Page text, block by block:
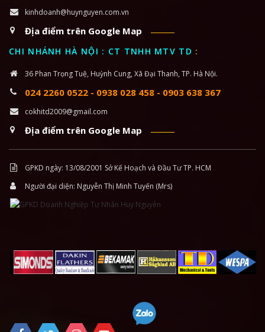
kinhdoanh@huynguyen.com.vn
Địa điểm trên Google Map
CHI NHÁNH HÀ NỘI : CT TNHH MTV TD :
36 Phan Trọng Tuệ, Huỳnh Cung, Xã Đại Thanh, TP. Hà Nội.
024 2260 0522 - 0938 028 458 - 0903 638 367
cokhitd2009@gmail.com
Địa điểm trên Google Map
GPKD ngày: 13/08/2001 Sở Kế Hoạch và Đầu Tư TP. HCM
Người đại diện: Nguyễn Thị Minh Tuyến (Mrs)